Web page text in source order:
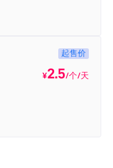
起售价
¥2.5/个/天